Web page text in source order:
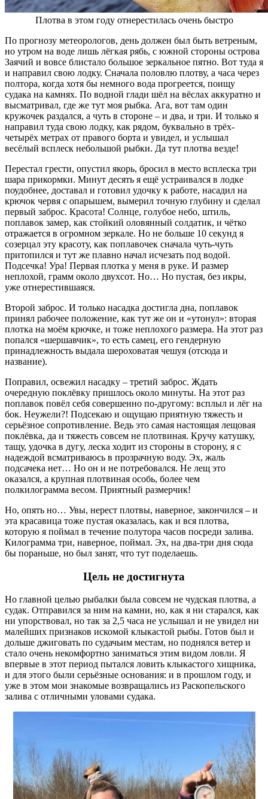
Плотва в этом году отнерестилась очень быстро
По прогнозу метеорологов, день должен был быть ветреным,
но утром на воде лишь лёгкая рябь, с южной стороны острова
Заячий и вовсе блистало большое зеркальное пятно. Вот туда я
и направил свою лодку. Сначала половлю плотву, а часа через
полтора, когда хотя бы немного вода прогреется, поищу
судака на камнях. По водной глади шёл на вёслах аккуратно и
высматривал, где же тут моя рыбка. Ага, вот там один
кружочек раздался, а чуть в стороне – и два, и три. И только я
направил туда свою лодку, как рядом, буквально в трёх-
четырёх метрах от правого борта и увидел, и услышал
весёлый всплеск небольшой рыбки. Да тут плотва везде!
Перестал грести, опустил якорь, бросил в место всплеска три
шара прикормки. Минут десять я ещё устраивался в лодке
поудобнее, доставал и готовил удочку к работе, насадил на
крючок червя с опарышем, вымерил точную глубину и сделал
первый заброс. Красота! Солнце, голубое небо, штиль,
поплавок замер, как стойкий оловянный солдатик, и чётко
отражается в огромном зеркале. Но не больше 10 секунд я
созерцал эту красоту, как поплавочек сначала чуть-чуть
притопился и тут же плавно начал исчезать под водой.
Подсечка! Ура! Первая плотка у меня в руке. И размер
неплохой, грамм около двухсот. Но… Но пустая, без икры,
уже отнерестившаяся.
Второй заброс. И только насадка достигла дна, поплавок
принял рабочее положение, как тут же он и «утонул»: вторая
плотка на моём крючке, и тоже неплохого размера. На этот раз
попался «шершавчик», то есть самец, его гендерную
принадлежность выдала шероховатая чешуя (отсюда и
название).
Поправил, освежил насадку – третий заброс. Ждать
очередную поклёвку пришлось около минуты. На этот раз
поплавок повёл себя совершенно по-другому: всплыл и лёг на
бок. Неужели?! Подсекаю и ощущаю приятную тяжесть и
серьёзное сопротивление. Ведь это самая настоящая лещовая
поклёвка, да и тяжесть совсем не плотвиная. Кручу катушку,
тащу, удочка в дугу, леска ходит из стороны в сторону, я с
надеждой всматриваюсь в прозрачную воду. Эх, жаль
подсачека нет… Но он и не потребовался. Не лещ это
оказался, а крупная плотвиная особь, более чем
полкилограмма весом. Приятный размерчик!
Но, опять но… Увы, нерест плотвы, наверное, закончился – и
эта красавица тоже пустая оказалась, как и вся плотва,
которую я поймал в течение полутора часов посреди залива.
Килограмма три, наверное, поймал. Эх, на два-три дня сюда
бы пораньше, но был занят, что тут поделаешь.
Цель не достигнута
Но главной целью рыбалки была совсем не чудская плотва, а
судак. Отправился за ним на камни, но, как я ни старался, как
ни упорствовал, но так за 2,5 часа не услышал и не увидел ни
малейших признаков искомой клыкастой рыбы. Готов был и
дольше джиговать по судачьим местам, но поднялся ветер и
стало очень некомфортно заниматься этим видом ловли. Я
впервые в этот период пытался ловить клыкастого хищника,
и для этого были серьёзные основания: и в прошлом году, и
уже в этом мои знакомые возвращались из Раскопельского
залива с отличными уловами судака.